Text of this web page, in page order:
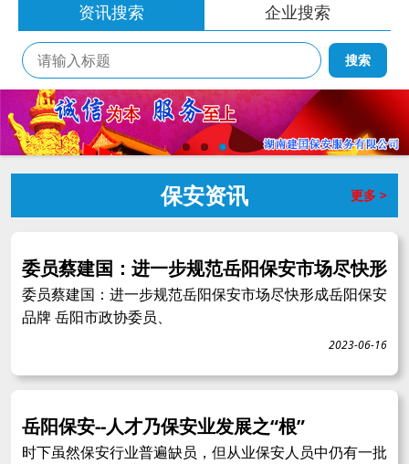
资讯搜索 企业搜索
搜索
保安资讯 更多 >
委员蔡建国：进一步规范岳阳保安市场尽快形
委员蔡建国：进一步规范岳阳保安市场尽快形成岳阳保安
品牌 岳阳市政协委员、
2023-06-16
岳阳保安--人才乃保安业发展之“根”
时下虽然保安行业普遍缺员，但从业保安人员中仍有一批